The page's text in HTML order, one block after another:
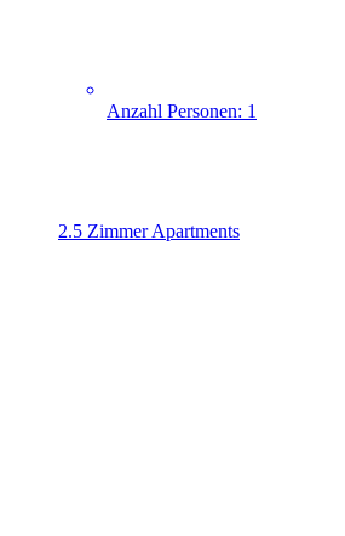
Anzahl Personen: 1
2.5 Zimmer Apartments